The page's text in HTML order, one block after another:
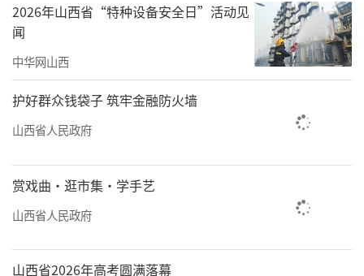
2026年山西省“特种设备安全日”活动见
闻
中华网山西
护好群众钱袋子 筑牢金融防火墙
山西省人民政府
赏戏曲·逛市集·学手艺
山西省人民政府
山西省2026年高考圆满落幕